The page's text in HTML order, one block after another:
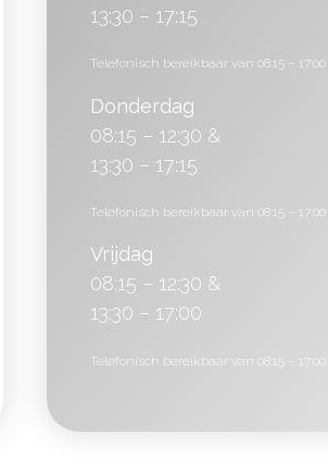
13:30 – 17:15
Telefonisch bereikbaar van 08:15 – 17:00
Donderdag
08:15 – 12:30 &
13:30 – 17:15
Telefonisch bereikbaar van 08:15 – 17:00
Vrijdag
08:15 – 12:30 &
13:30 – 17:00
Telefonisch bereikbaar van 08:15 – 17:00